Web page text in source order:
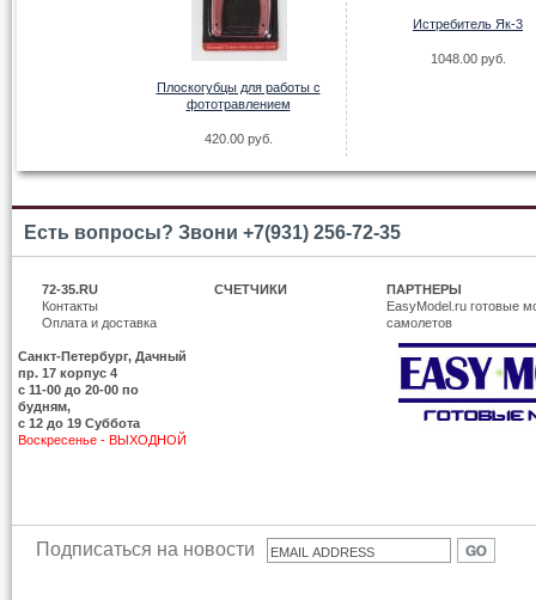
Плоскогубцы для работы с
фототравлением
420.00 руб.
Истребитель Як-3
1048.00 руб.
Есть вопросы? Звони +7(931) 256-72-35
72-35.RU
Контакты
Оплата и доставка
Санкт-Петербург, Дачный
пр. 17 корпус 4
c 11-00 до 20-00 по
будням,
с 12 до 19 Суббота
Воскресенье - ВЫХОДНОЙ
СЧЕТЧИКИ
ПАРТНЕРЫ
EasyModel.ru готовые
самолетов
Подписаться на новости